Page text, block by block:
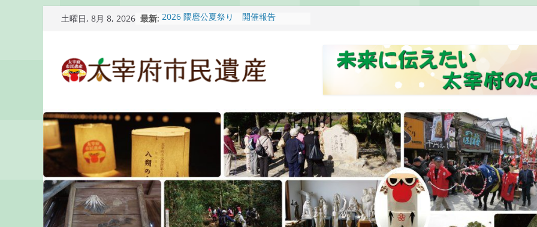
ス
ッ
プ
土曜日, 8月 8, 2026 最新: 2026 隈麿公夏祭り 開催報告
梅香苑夏まつり子どもみこし開催のお
知らせ